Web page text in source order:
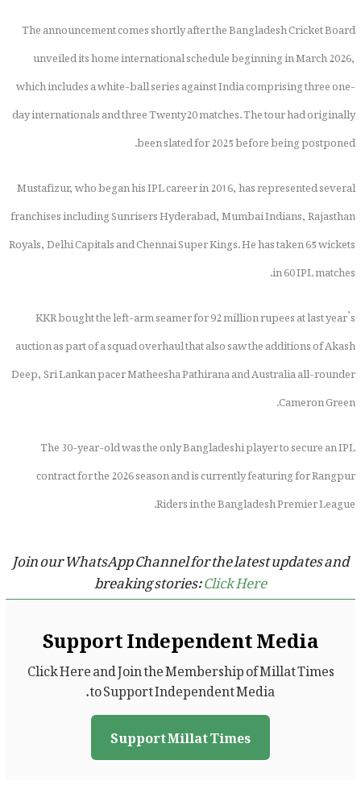
The announcement comes shortly after the Bangladesh Cricket Board
unveiled its home international schedule beginning in March 2026,
which includes a white-ball series against India comprising three one-
day internationals and three Twenty20 matches. The tour had originally
been slated for 2025 before being postponed.
Mustafizur, who began his IPL career in 2016, has represented several
franchises including Sunrisers Hyderabad, Mumbai Indians, Rajasthan
Royals, Delhi Capitals and Chennai Super Kings. He has taken 65 wickets
in 60 IPL matches.
KKR bought the left-arm seamer for 92 million rupees at last year’s
auction as part of a squad overhaul that also saw the additions of Akash
Deep, Sri Lankan pacer Matheesha Pathirana and Australia all-rounder
Cameron Green.
The 30-year-old was the only Bangladeshi player to secure an IPL
contract for the 2026 season and is currently featuring for Rangpur
Riders in the Bangladesh Premier League.
Join our WhatsApp Channel for the latest updates and
breaking stories:Click Here
Support Independent Media
Click Here and Join the Membership of Millat Times
to Support Independent Media.
Support Millat Times